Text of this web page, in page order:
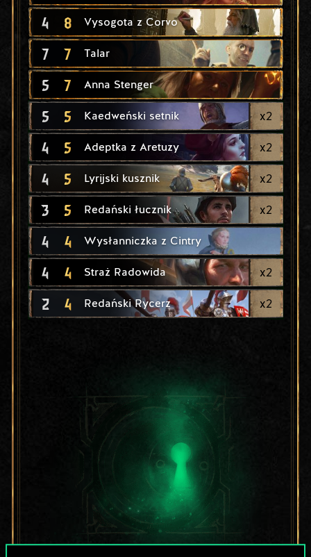
4 8 Vysogota z Corvo
7 7 Talar
5 7 Anna Stenger
5 5 Kaedweński setnik x2
4 5 Adeptka z Aretuzy x2
4 5 Lyrijski kusznik x2
3 5 Redański łucznik x2
4 4 Wysłanniczka z Cintry
4 4 Straż Radowida x2
2 4 Redański Rycerz x2